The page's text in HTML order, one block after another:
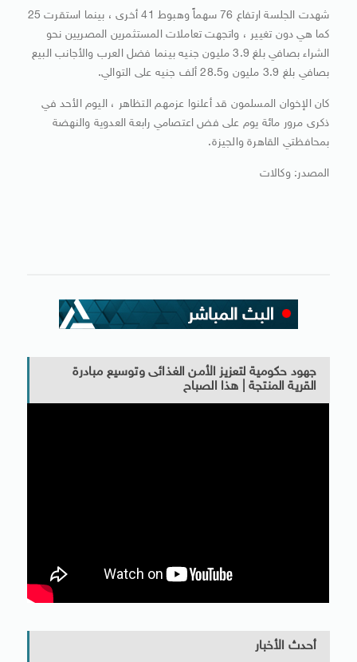
شهدت الجلسة ارتفاع 76 سهماً وهبوط 41 أخرى ، بينما استقرت 25
كما هي دون تغيير ، واتجهت تعاملات المستثمرين المصريين نحو
الشراء بصافي بلغ 3.9 مليون جنيه بينما فضل العرب والأجانب البيع
بصافي بلغ 3.9 مليون و28.5 ألف جنيه على التوالي.
كان الإخوان المسلمون قد أعلنوا عزمهم التظاهر ، اليوم الأحد في
ذكرى مرور مائة يوم على فض اعتصامي رابعة العدوية والنهضة
بمحافظتي القاهرة والجيزة.
المصدر: وكالات
جهود حكومية لتعزيز الأمن الغذائى وتوسيع مبادرة
القرية المنتجة | هذا الصباح
أحدث الأخبار